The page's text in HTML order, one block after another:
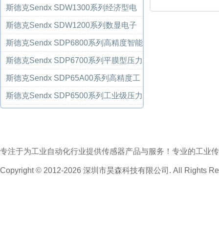
压制冷压力传...
斯德克Sendx SDW1300系列经济型电
子式压力开关...
斯德克Sendx SDW1200系列数显电子
式压力开关/...
斯德克Sendx SDP6800系列高精度智能
型压力变送...
斯德克Sendx SDP6700系列平膜型压力
变送器
斯德克Sendx SDP65A00系列高精度工
业级压力变...
斯德克Sendx SDP6500系列工业级压力
专注于为工业自动化行业提供传感器产品与服务！专业的工业
Copyright © 2012-2026 深圳市昊森科技有限公司. All Rights